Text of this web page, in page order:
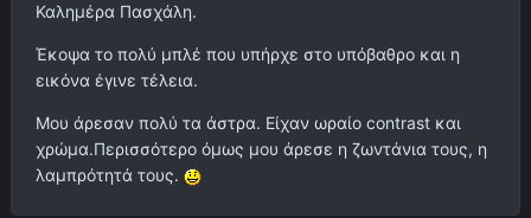
Καλημέρα Πασχάλη.
Έκοψα το πολύ μπλέ που υπήρχε στο υπόβαθρο και η
εικόνα έγινε τέλεια.
Μου άρεσαν πολύ τα άστρα. Είχαν ωραίο contrast και
χρώμα.Περισσότερο όμως μου άρεσε η ζωντάνια τους, η
λαμπρότητά τους.